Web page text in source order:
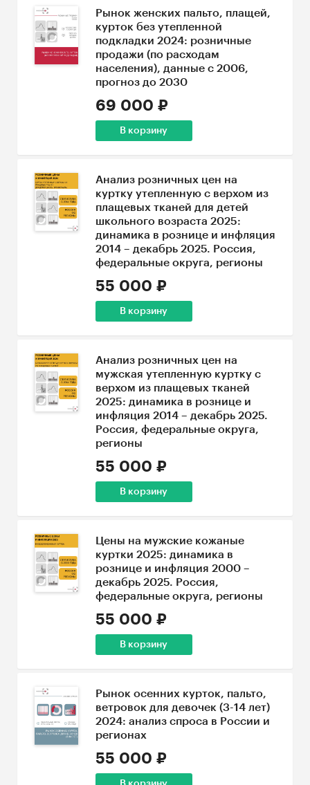
Рынок женских пальто, плащей,
курток без утепленной
подкладки 2024: розничные
продажи (по расходам
населения), данные с 2006,
прогноз до 2030
69 000 ₽
В корзину
Анализ розничных цен на
куртку утепленную с верхом из
плащевых тканей для детей
школьного возраста 2025:
динамика в рознице и инфляция
2014 – декабрь 2025. Россия,
федеральные округа, регионы
55 000 ₽
В корзину
Анализ розничных цен на
мужская утепленную куртку с
верхом из плащевых тканей
2025: динамика в рознице и
инфляция 2014 – декабрь 2025.
Россия, федеральные округа,
регионы
55 000 ₽
В корзину
Цены на мужские кожаные
куртки 2025: динамика в
рознице и инфляция 2000 –
декабрь 2025. Россия,
федеральные округа, регионы
55 000 ₽
В корзину
Рынок осенних курток, пальто,
ветровок для девочек (3-14 лет)
2024: анализ спроса в России и
регионах
55 000 ₽